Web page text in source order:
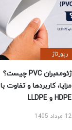
رپورتاژ
ژئوممبران PVC چیست؟
مزایا، کاربردها و تفاوت با
HDPE و LLDPE
12 مرداد 1405